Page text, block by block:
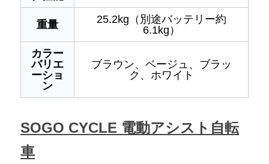
重量
25.2kg（別途バッテリー約
6.1kg）
カラー
バリエ
ーショ
ン
ブラウン、ベージュ、ブラッ
ク、ホワイト
SOGO CYCLE 電動アシスト自転
車